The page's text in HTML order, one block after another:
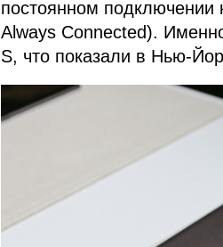
постоянном подключении
Always Connected).
S, что показали в Нью-